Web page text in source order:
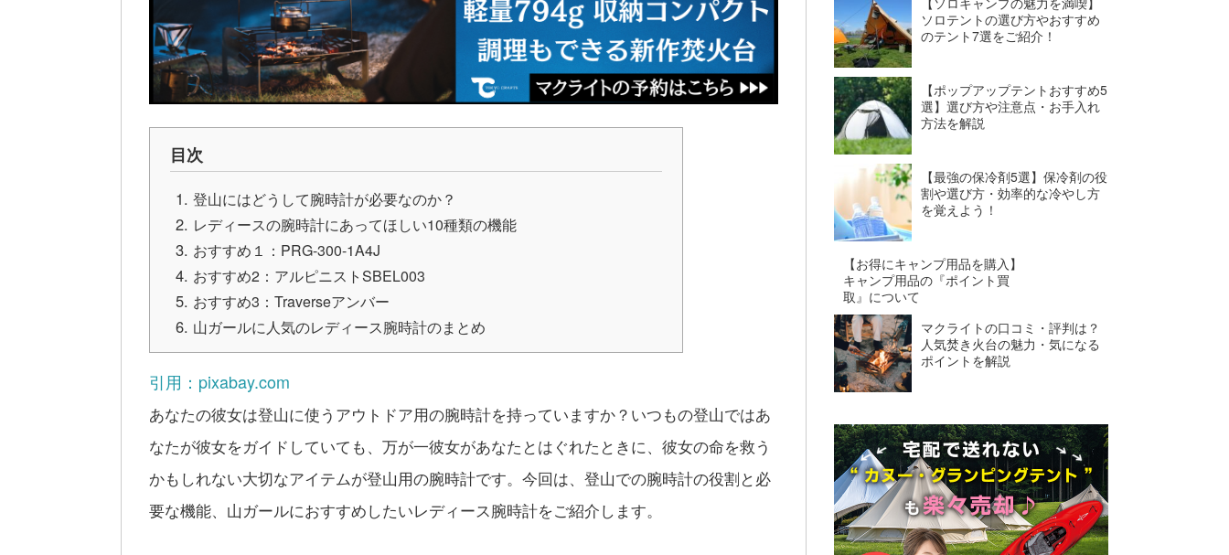
目次
登山にはどうして腕時計が必要なのか？
レディースの腕時計にあってほしい10種類の機能
おすすめ１：PRG-300-1A4J
おすすめ2：アルピニストSBEL003
おすすめ3：Traverseアンバー
山ガールに人気のレディース腕時計のまとめ
引用：pixabay.com
あなたの彼女は登山に使うアウトドア用の腕時計を持っていますか？いつもの登山ではあ
なたが彼女をガイドしていても、万が一彼女があなたとはぐれたときに、彼女の命を救う
かもしれない大切なアイテムが登山用の腕時計です。今回は、登山での腕時計の役割と必
要な機能、山ガールにおすすめしたいレディース腕時計をご紹介します。
ソロテントの選び方やおすすめ
のテント7選をご紹介！
【ポップアップテントおすすめ5
選】選び方や注意点・お手入れ
方法を解説
【最強の保冷剤5選】保冷剤の役
割や選び方・効率的な冷やし方
を覚えよう！
【お得にキャンプ用品を購入】
キャンプ用品の『ポイント買
取』について
マクライトの口コミ・評判は？
人気焚き火台の魅力・気になる
ポイントを解説